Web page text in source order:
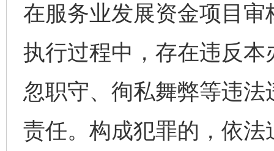
在服务业发展资金项目
执行过程中，存在违反
忽职守、徇私舞弊等违
责任。构成犯罪的，依